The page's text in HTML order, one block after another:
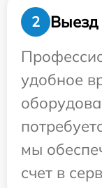
2
Выезд
удобное
мы
счет в